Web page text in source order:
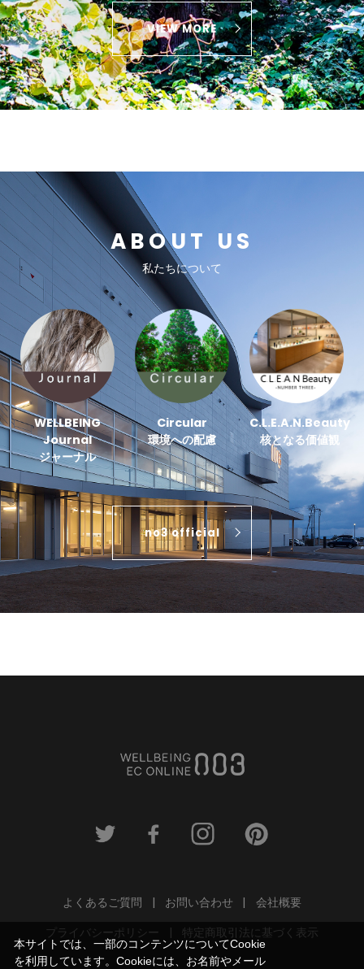
VIEW MORE
ABOUT US
私たちについて
WELLBEING
Journal
ジャーナル
Circular
環境への配慮
C.L.E.A.N.Beauty
核となる価値観
no3 official
よくあるご質問 お問い合わせ
会社概要
プライバシーポリシー
特定商取引法に基づく表示
本サイトでは、一部のコンテンツについてCookie
を利用しています。Cookieには、お名前やメール